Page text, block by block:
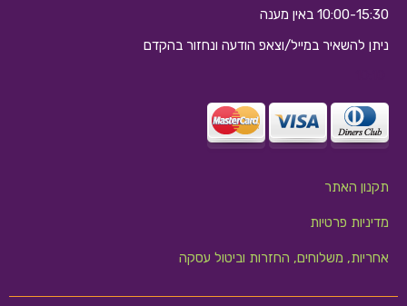
10:00-15:30 באין מענה
ניתן להשאיר במייל/וצאפ הודעה ונחזור בהקדם
תקנון האתר
מדיניות פרטיות
אחריות, משלוחים, החזרות וביטול עסקה